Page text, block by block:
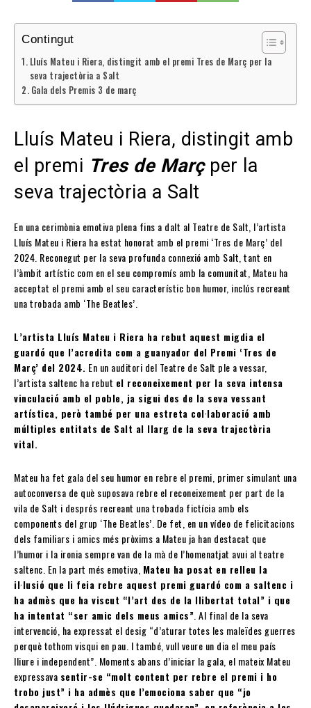
Contingut
Lluís Mateu i Riera, distingit amb el premi Tres de Març per la
seva trajectòria a Salt
Gala dels Premis 3 de març
Lluís Mateu i Riera, distingit amb
el premi Tres de Marçper la
seva trajectòria a Salt
En una cerimònia emotiva plena fins a dalt al Teatre de Salt, l’artista
Lluís Mateu i Riera ha estat honorat amb el premi ‘Tres de Març’ del
2024. Reconegut per la seva profunda connexió amb Salt, tant en
l’àmbit artístic com en el seu compromís amb la comunitat, Mateu ha
acceptat el premi amb el seu característic bon humor, inclús recreant
una trobada amb ‘The Beatles’.
L’artista Lluís Mateu i Riera ha rebut aquest migdia el
guardó que l’acredita com a guanyador del Premi ‘Tres de
Març’ del 2024. En un auditori del Teatre de Salt ple a vessar,
l’artista saltenc ha rebut el reconeixement per la seva intensa
vinculació amb el poble, ja sigui des de la seva vessant
artística, però també per una estreta col·laboració amb
múltiples entitats de Salt al llarg de la seva trajectòria
vital.
Mateu ha fet gala del seu humor en rebre el premi, primer simulant una
autoconversa de què suposava rebre el reconeixement per part de la
vila de Salt i després recreant una trobada fictícia amb els
components del grup ‘The Beatles’. De fet, en un vídeo de felicitacions
dels familiars i amics més pròxims a Mateu ja han destacat que
l’humor i la ironia sempre van de la mà de l’homenatjat avui al teatre
saltenc. En la part més emotiva, Mateu ha posat en relleu la
il·lusió que li feia rebre aquest premi guardó com a saltenc i
ha admès que ha viscut “l’art des de la llibertat total” i que
ha intentat “ser amic dels meus amics”. Al final de la seva
intervenció, ha expressat el desig “d’aturar totes les maleïdes guerres
perquè tothom visqui en pau. I també, vull veure un dia el meu país
lliure i independent”. Moments abans d’iniciar la gala, el mateix Mateu
expressava sentir-se “molt content per rebre el premi i ho
trobo just” i ha admès que l’emociona saber que “jo